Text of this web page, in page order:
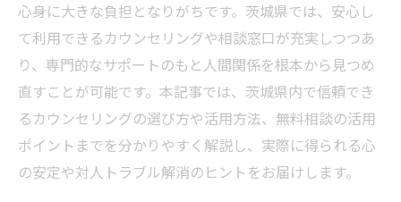
心身に大きな負担となりがちです。茨城県では、安心し
て利用できるカウンセリングや相談窓口が充実しつつあ
り、専門的なサポートのもと人間関係を根本から見つめ
直すことが可能です。本記事では、茨城県内で信頼でき
るカウンセリングの選び方や活用方法、無料相談の活用
ポイントまでを分かりやすく解説し、実際に得られる心
の安定や対人トラブル解消のヒントをお届けします。